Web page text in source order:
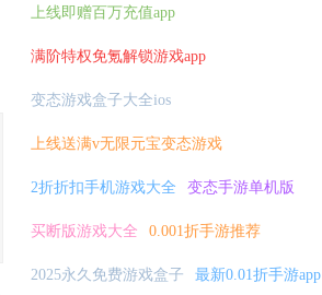
上线即赠百万充值app
满阶特权免氪解锁游戏app
变态游戏盒子大全ios
上线送满v无限元宝变态游戏
2折折扣手机游戏大全 变态手游单机版
买断版游戏大全 0.001折手游推荐
2025永久免费游戏盒子 最新0.01折手游app